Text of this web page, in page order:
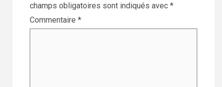
champs obligatoires sont indiqués avec *
Commentaire *